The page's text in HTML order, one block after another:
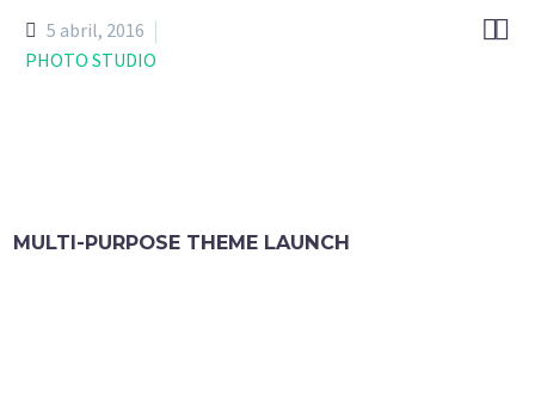

5 abril, 2016
PHOTO STUDIO
MULTI-PURPOSE THEME LAUNCH